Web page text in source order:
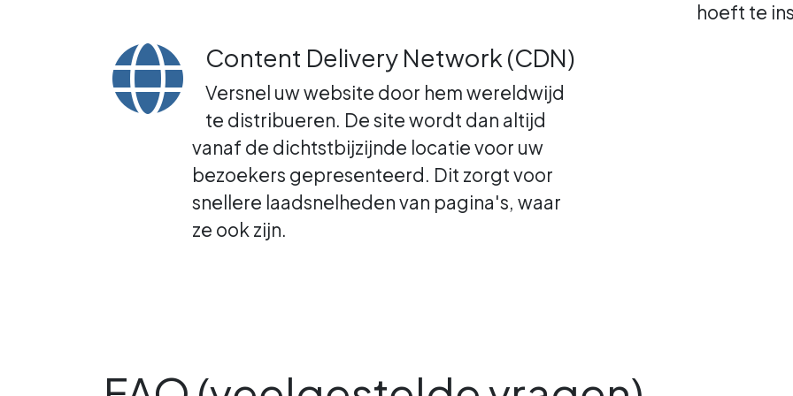
hoeft te
Content Delivery Network (CDN)
Versnel uw website door hem wereldwijd
te distribueren. De site wordt dan altijd
vanaf de dichtstbijzijnde locatie voor uw
bezoekers gepresenteerd. Dit zorgt voor
snellere laadsnelheden van pagina's, waar
ze ook zijn.